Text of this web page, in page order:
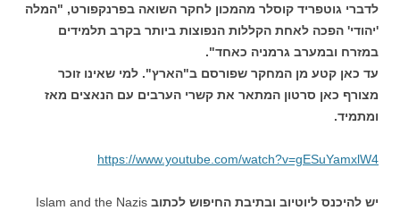
לדברי גוטפריד קוסלר מהמכון לחקר השואה בפרנקפורט, "המלה
'יהודי' הפכה לאחת הקללות הנפוצות ביותר בקרב תלמידים
במזרח ובמערב גרמניה כאחד".
עד כאן קטע מן המחקר שפורסם ב"הארץ". למי שאינו זוכר
מצורף כאן סרטון המתאר את קשרי הערבים עם הנאצים מאז
ומתמיד.
https://www.youtube.com/watch?v=gESuYamxlW4
יש להיכנס ליוטיוב ובתיבת החיפוש לכתוב Islam and the Nazis